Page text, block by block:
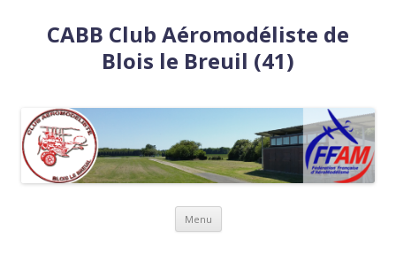
CABB Club Aéromodéliste de
Blois le Breuil (41)
Menu Aller